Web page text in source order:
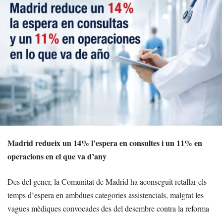
Madrid redueix un 14% l’espera en consultes i un 11% en
operacions en el que va d’any
Des del gener, la Comunitat de Madrid ha aconseguit retallar els
temps d’espera en ambdues categories assistencials, malgrat les
vagues mèdiques convocades des del desembre contra la reforma